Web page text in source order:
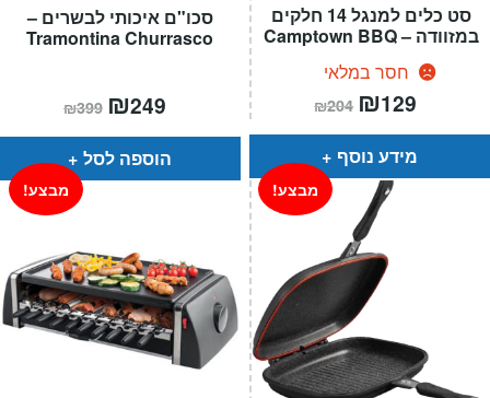
סכו"ם איכותי לבשרים –
Tramontina Churrasco
₪399 המחיר
המקורי
היה:
₪399.
₪249
הוא:
הוספה לסל
סט כלים למנגל 14 חלקים
במזוודה – Camptown BBQ
חסר במלאי
₪204 המחיר
המקורי
היה:
₪204.
₪129
הוא:
מידע נוסף
מבצע! מבצע!